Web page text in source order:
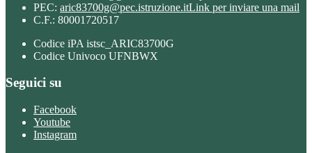
PEC: aric83700g@pec.istruzione.itLink per inviare una mail
C.F.: 80001720517
Codice iPA istsc_ARIC83700G
Codice Univoco UFNBWX
Seguici su
Facebook
Youtube
Instagram